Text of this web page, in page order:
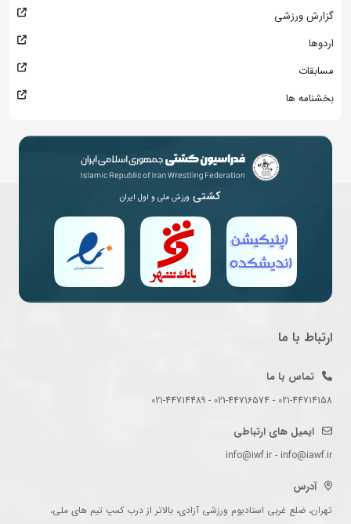
گزارش ورزشی
اردوها
مسابقات
بخشنامه ها
کشتی ورزش ملی و اول ایران
ارتباط با ما
تماس با ما
021-44714158 - 021-44716574 - 021-44714489
ایمیل های ارتباطی
info@iwf.ir - info@iawf.ir
آدرس
تهران، ضلع غربی استادیوم ورزشی آزادی، بالاتر از درب کمپ تیم های ملی،